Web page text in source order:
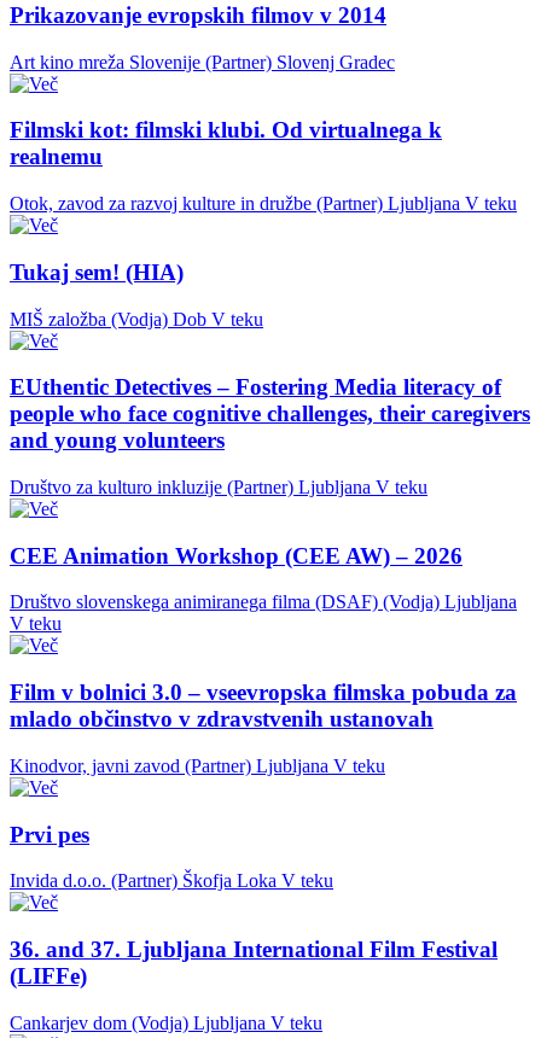
Prikazovanje evropskih filmov v 2014
Art kino mreža Slovenije (Partner) Slovenj Gradec
Filmski kot: filmski klubi. Od virtualnega k
realnemu
Otok, zavod za razvoj kulture in družbe (Partner) Ljubljana V teku
Tukaj sem! (HIA)
MIŠ založba (Vodja) Dob V teku
EUthentic Detectives – Fostering Media literacy of
people who face cognitive challenges, their caregivers
and young volunteers
Društvo za kulturo inkluzije (Partner) Ljubljana V teku
CEE Animation Workshop (CEE AW) – 2026
Društvo slovenskega animiranega filma (DSAF) (Vodja) Ljubljana
V teku
Film v bolnici 3.0 – vseevropska filmska pobuda za
mlado občinstvo v zdravstvenih ustanovah
Kinodvor, javni zavod (Partner) Ljubljana V teku
Prvi pes
Invida d.o.o. (Partner) Škofja Loka V teku
36. and 37. Ljubljana International Film Festival
(LIFFe)
Cankarjev dom (Vodja) Ljubljana V teku